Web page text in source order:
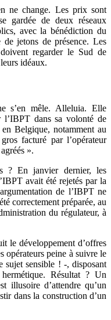
ne change. Les prix sont
gardée de deux réseaux
avec la bénédiction du
jetons de présence. Les
regarder le Sud de
idéaux.
s’en mêle. Alleluia. Elle
l’IBPT dans sa volonté de
Belgique, notamment au
facturé par l’opérateur
».
? En janvier dernier, les
avait été rejetés par la
de l’IBPT ne
correctement préparée, au
du régulateur, à
le développement d’offres
opérateurs peine à suivre le
sujet sensible ! -, disposant
Résultat ? Un
illusoire d’attendre qu’un
dans la construction d’un